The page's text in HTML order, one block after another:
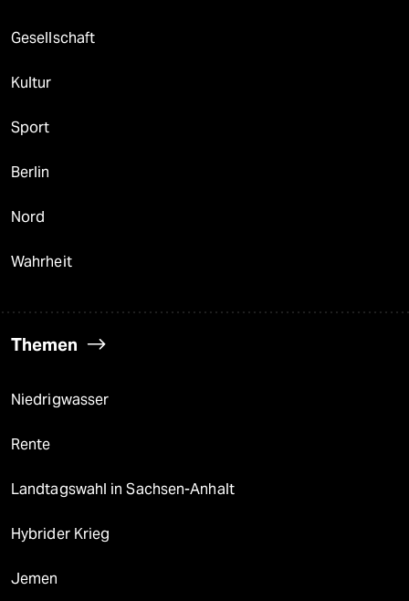
Gesellschaft
Kultur
Sport
Berlin
Nord
Wahrheit
Themen
Niedrigwasser
Rente
Landtagswahl in Sachsen-Anhalt
Hybrider Krieg
Jemen